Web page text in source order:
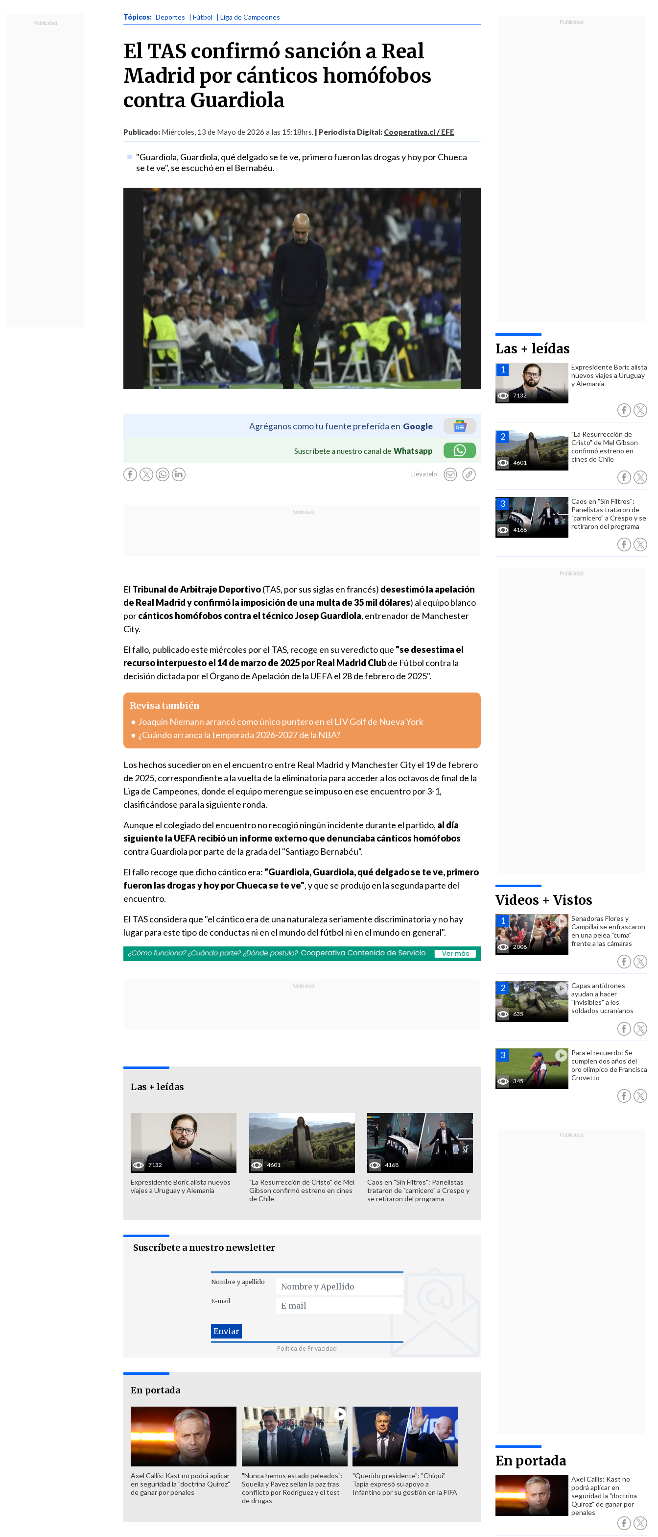
Tópicos: Deportes | Fútbol | Liga de Campeones
El TAS confirmó sanción a Real
Madrid por cánticos homófobos
contra Guardiola
Publicado: Miércoles, 13 de Mayo de 2026 a las 15:18hrs. | Periodista Digital: Cooperativa.cl / EFE
"Guardiola, Guardiola, qué delgado se te ve, primero fueron las drogas y hoy por Chueca
se te ve", se escuchó en el Bernabéu.
Agréganos como tu fuente preferida en Google
Suscríbete a nuestro canal de Whatsapp
Llévatelo:
Las + leídas
7132
Expresidente Boric alista
nuevos viajes a Uruguay
y Alemania
4601
"La Resurrección de
Cristo" de Mel Gibson
confirmó estreno en
cines de Chile
4168
Caos en "Sin Filtros":
Panelistas trataron de
"carnicero" a Crespo y se
retiraron del programa
Videos + Vistos
2008
Senadoras Flores y
Campillai se enfrascaron
en una pelea "cuma"
frente a las cámaras
635
Capas antidrones
ayudan a hacer
"invisibles" a los
soldados ucranianos
345
Para el recuerdo: Se
cumplen dos años del
oro olímpico de Francisca
Crovetto
En portada
Axel Callís: Kast no
podrá aplicar en
seguridad la "doctrina
Quiroz" de ganar por
penales
El Tribunal de Arbitraje Deportivo(TAS, por sus siglas en francés) desestimó la apelación
de Real Madrid y confirmó la imposición de una multa de 35 mil dólares) al equipo blanco
porcánticos homófobos contra el técnico Josep Guardiola, entrenador de Manchester
City.
El fallo, publicado este miércoles por el TAS, recoge en su veredicto que "se desestima el
recurso interpuesto el 14 de marzo de 2025 por Real Madrid Clubde Fútbol contra la
decisión dictada por el Órgano de Apelación de la UEFA el 28 de febrero de 2025".
Revisa también
Joaquín Niemann arrancó como único puntero en el LIV Golf de Nueva York
¿Cuándo arranca la temporada 2026-2027 de la NBA?
Los hechos sucedieron en el encuentro entre Real Madrid y Manchester City el 19 de febrero
de 2025, correspondiente a la vuelta de la eliminatoria para acceder a los octavos de final de la
Liga de Campeones, donde el equipo merengue se impuso en ese encuentro por 3-1,
clasificándose para la siguiente ronda.
Aunque el colegiado del encuentro no recogió ningún incidente durante el partido, al día
siguiente la UEFA recibió un informe externo que denunciaba cánticos homófobos
contra Guardiola por parte de la grada del "Santiago Bernabéu".
El fallo recoge que dicho cántico era: "Guardiola, Guardiola, qué delgado se te ve, primero
fueron las drogas y hoy por Chueca se te ve", y que se produjo en la segunda parte del
encuentro.
El TAS considera que "el cántico era de una naturaleza seriamente discriminatoria y no hay
lugar para este tipo de conductas ni en el mundo del fútbol ni en el mundo en general".
Las + leídas
7132
Expresidente Boric alista nuevos
viajes a Uruguay y Alemania
4601
"La Resurrección de Cristo" de Mel
Gibson confirmó estreno en cines
de Chile
4168
Caos en "Sin Filtros": Panelistas
trataron de "carnicero" a Crespo y
se retiraron del programa
Suscríbete a nuestro newsletter
Nombre y apellido
E-mail
Política de Privacidad
En portada
Axel Callís: Kast no podrá aplicar
en seguridad la "doctrina Quiroz"
de ganar por penales
"Nunca hemos estado peleados":
Squella y Pavez sellan la paz tras
conflicto por Rodríguez y el test
de drogas
"Querido presidente": "Chiqui"
Tapia expresó su apoyo a
Infantino por su gestión en la FIFA